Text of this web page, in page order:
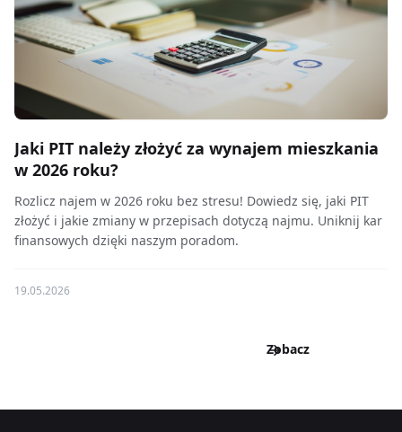
Jaki PIT należy złożyć za wynajem mieszkania
w 2026 roku?
Rozlicz najem w 2026 roku bez stresu! Dowiedz się, jaki PIT
złożyć i jakie zmiany w przepisach dotyczą najmu. Uniknij kar
finansowych dzięki naszym poradom.
19.05.2026
Zobacz
wszystkie